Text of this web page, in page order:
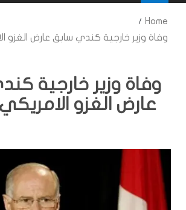
Home
وفاة وزير خارجية كندي سابق عارض الغزو
وفاة وزير خارجية
عارض الغزو